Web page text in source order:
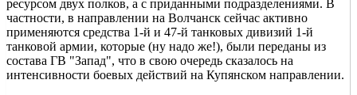
ресурсом двух полков, а с приданными подразделениями. В
частности, в направлении на Волчанск сейчас активно
применяются средства 1-й и 47-й танковых дивизий 1-й
танковой армии, которые (ну надо же!), были переданы из
состава ГВ "Запад", что в свою очередь сказалось на
интенсивности боевых действий на Купянском направлении.